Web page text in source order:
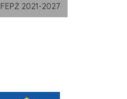
FEPŻ 2021-2027